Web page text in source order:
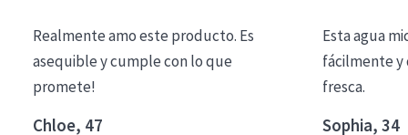
Essentials
Lift+
Expert
Realmente amo este producto. Es
asequible y cumple con lo que
promete!
Chloe, 47
Esta agua
fácilmente y
fresca.
Sophia, 34